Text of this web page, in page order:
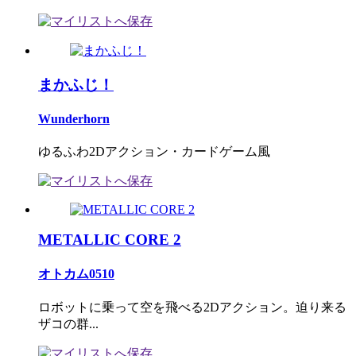
まかふじ！
Wunderhorn
ゆるふわ2Dアクション・カードゲーム風
METALLIC CORE 2
オトカム0510
ロボットに乗って空を飛べる2Dアクション。迫り来る
ザコの群...